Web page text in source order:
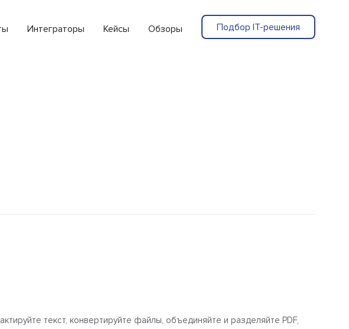
Интеграторы Кейсы Обзоры Подбор IT-решения
текст, конвертируйте файлы, объединяйте и разделяйте PDF,